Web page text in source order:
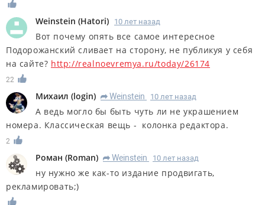
Weinstein (Hatori) 10 лет назад
Вот почему опять все самое интересное
Подорожанский сливает на сторону, не публикуя у себя
на сайте? http://realnoevremya.ru/today/26174
22
Михаил (login) R Weinstein 10 лет назад
А ведь могло бы быть чуть ли не украшением
номера. Классическая вещь - колонка редактора.
2
Роман (Roman) R Weinstein 10 лет назад
ну нужно же как-то издание продвигать,
рекламировать;)